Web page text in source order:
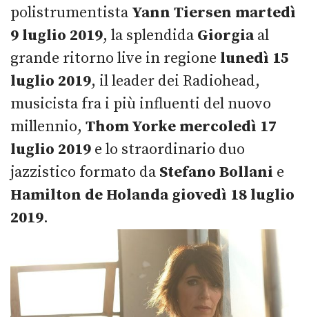
polistrumentista Yann Tiersen martedì
9 luglio 2019, la splendida Giorgiaal
grande ritorno live in regione lunedì 15
luglio 2019, il leader dei Radiohead,
musicista fra i più influenti del nuovo
millennio, Thom Yorke mercoledì 17
luglio 2019 e lo straordinario duo
jazzistico formato da Stefano Bollani e
Hamilton de Holanda giovedì 18 luglio
2019.